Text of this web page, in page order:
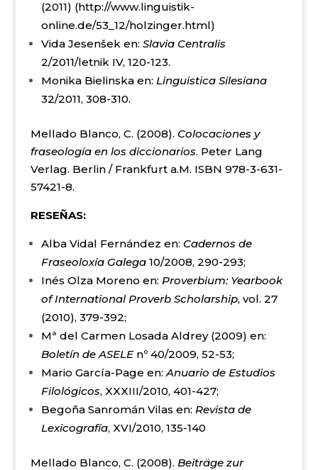
(2011) (http://www.linguistik-
online.de/53_12/holzinger.html)
Vida Jesenšek en: Slavia Centralis
2/2011/letnik IV, 120-123.
Monika Bielinska en: Linguistica Silesiana
32/2011, 308-310.
Mellado Blanco, C. (2008). Colocaciones y
fraseología en los diccionarios. Peter Lang
Verlag. Berlin / Frankfurt a.M. ISBN 978-3-631-
57421-8.
RESEÑAS:
Alba Vidal Fernández en: Cadernos de
Fraseoloxía Galega10/2008, 290-293;
Inés Olza Moreno en: Proverbium: Yearbook
of International Proverb Scholarship, vol. 27
(2010), 379-392;
Mª del Carmen Losada Aldrey (2009) en:
Boletín de ASELEnº 40/2009, 52-53;
Mario García-Page en:Anuario de Estudios
Filológicos, XXXIII/2010, 401-427;
Begoña Sanromán Vilas en: Revista de
Lexicografía, XVI/2010, 135-140
Mellado Blanco, C. (2008). Beiträge zur